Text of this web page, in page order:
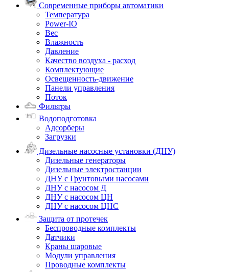
Современные приборы автоматики
Температура
Power-IO
Вес
Влажность
Давление
Качество воздуха - расход
Комплектующие
Освещенность-движение
Панели управления
Поток
Фильтры
Водоподготовка
Адсорберы
Загрузки
Дизельные насосные установки (ДНУ)
Дизельные генераторы
Дизельные электростанции
ДНУ с Грунтовыми насосами
ДНУ с насосом Д
ДНУ с насосом ЦН
ДНУ с насосом ЦНС
Защита от протечек
Беспроводные комплекты
Датчики
Краны шаровые
Модули управления
Проводные комплекты